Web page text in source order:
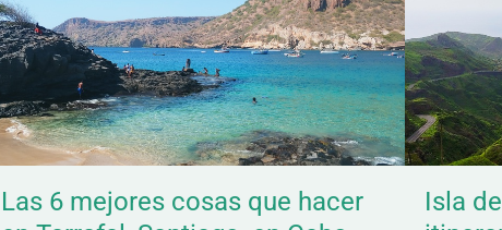
Las 6 mejores cosas que hacer
Isla